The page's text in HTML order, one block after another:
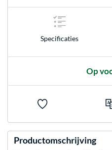
Specificaties
Op
Productomschrijving